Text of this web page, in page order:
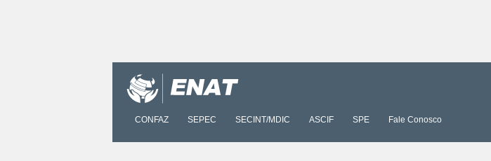
CONFAZ SEPEC SECINT/MDIC ASCIF SPE Fale Conosco